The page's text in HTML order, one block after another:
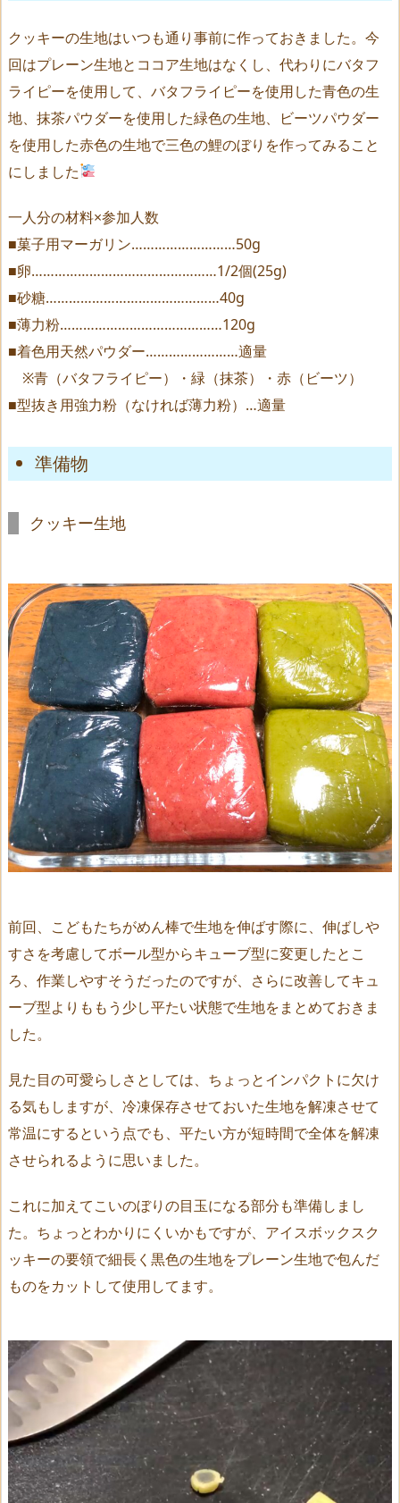
クッキーの生地はいつも通り事前に作っておきました。今
回はプレーン生地とココア生地はなくし、代わりにバタフ
ライピーを使用して、バタフライピーを使用した青色の生
地、抹茶パウダーを使用した緑色の生地、ビーツパウダー
を使用した赤色の生地で三色の鯉のぼりを作ってみること
にしました
一人分の材料×参加人数
■菓子用マーガリン………………………50g
■卵…………………………………………1/2個(25g)
■砂糖………………………………………40g
■薄力粉……………………………………120g
■着色用天然パウダー……………………適量
※青（バタフライピー）・緑（抹茶）・赤（ビーツ）
■型抜き用強力粉（なければ薄力粉）…適量
準備物
クッキー生地
前回、こどもたちがめん棒で生地を伸ばす際に、伸ばしや
すさを考慮してボール型からキューブ型に変更したとこ
ろ、作業しやすそうだったのですが、さらに改善してキュ
ーブ型よりももう少し平たい状態で生地をまとめておきま
した。
見た目の可愛らしさとしては、ちょっとインパクトに欠け
る気もしますが、冷凍保存させておいた生地を解凍させて
常温にするという点でも、平たい方が短時間で全体を解凍
させられるように思いました。
これに加えてこいのぼりの目玉になる部分も準備しまし
た。ちょっとわかりにくいかもですが、アイスボックスク
ッキーの要領で細長く黒色の生地をプレーン生地で包んだ
ものをカットして使用してます。